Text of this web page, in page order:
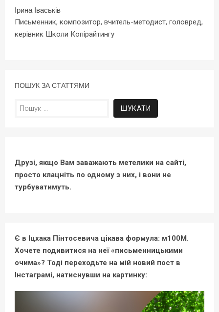
Ірина Іваськів
Письменник, композитор, вчитель-методист, головред,
керівник Школи Копірайтингу
ПОШУК ЗА СТАТТЯМИ
Пошук:
Друзі, якщо Вам заважають метелики на сайті,
просто клацніть по одному з них, і вони не
турбуватимуть.
Є в Іцхака Пінтосевича цікава формула: м100М.
Хочете подивитися на неї «письменницькими
очима»? Тоді переходьте на мій новий пост в
Інстаграмі, натиснувши на картинку: